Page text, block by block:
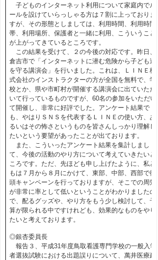
子どものインターネット利用について家庭内でル
ールを設けていらっしゃる方は７割に上っておりま
すが、その形態としましては、利用時間、利用時間
帯、利用場所、保護者と一緒に利用、こういうこと
が上がってきているところです。
この結果を受けて、２の今後の対応です。昨日、
倉吉市で「インターネットに潜む危険から子ども達
を守る講演会」を行いました。これは、ＬＩＮＥ株
式会社のインストラクターの方が全国を無料で、学
校とか、県や市町村が開催する講演会に出ていただ
いて行っているものですが、60名の参加をいただい
て開催し、非常に好評でした。アンケート結果で
も、やはりＳＮＳを代表するＬＩＮＥの使い方、あ
るいはその怖さというものを皆さんしっかり理解し
たいという要望があったことが出ております。
また、こういったアンケート結果を集計しまし
て、今後の活動のやり方について考えていきたいと
ころです。ただ、先ほども申し上げたように、私ど
もは７月から８月にかけて、東部、中部、西部で街
頭キャンペーンを行っておりますが、そこでの周知
が非常に率として低いということがわかりましたの
で、配るグッズや、やり方をもう少し検討して、予
算が限られる中ですけれども、効果的なものをやり
たいと考えております。
◎銀杏委員長
報告３、平成31年度鳥取看護専門学校の一般入学
者選抜試験における出題誤りについて、萬井医療政